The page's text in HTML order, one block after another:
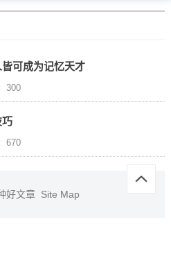
可成为记忆天才
300
巧
670
好文章 Site Map